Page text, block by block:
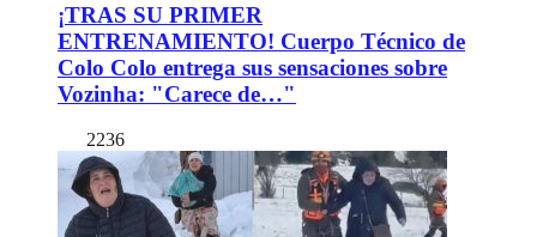
¡TRAS SU PRIMER
ENTRENAMIENTO! Cuerpo Técnico de
Colo Colo entrega sus sensaciones sobre
Vozinha: "Carece de…"
2236